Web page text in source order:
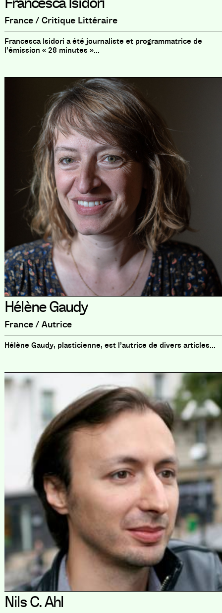
France / Critique Littéraire
Francesca Isidori a été journaliste et programmatrice de
l’émission « 28 minutes »...
Hélène Gaudy
France / Autrice
Hélène Gaudy, plasticienne, est l’autrice de divers articles...
Nils C. Ahl